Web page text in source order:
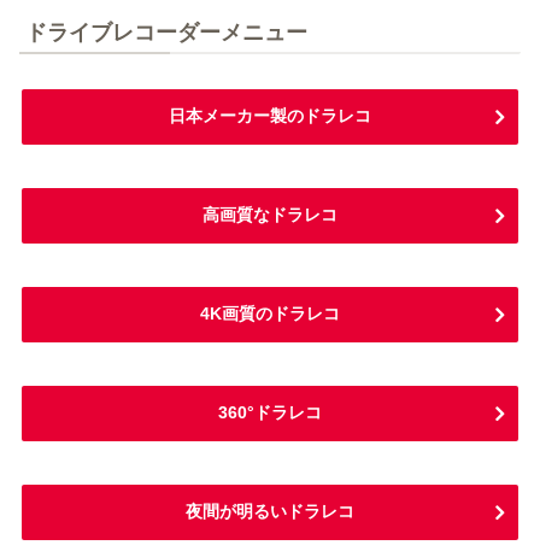
ドライブレコーダーメニュー
日本メーカー製のドラレコ
高画質なドラレコ
4K画質のドラレコ
360°ドラレコ
夜間が明るいドラレコ